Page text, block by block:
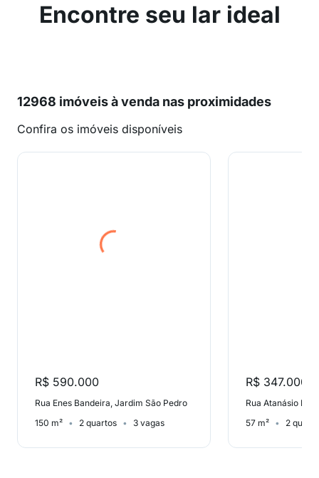
Encontre seu lar ideal
12968 imóveis à venda nas proximidades
Confira os imóveis disponíveis
R$ 590.000
Rua Enes Bandeira, Jardim São Pedro
150 m²
2 quartos 3 vagas
R$ 347.000
Rua Atanásio
57 m²
2